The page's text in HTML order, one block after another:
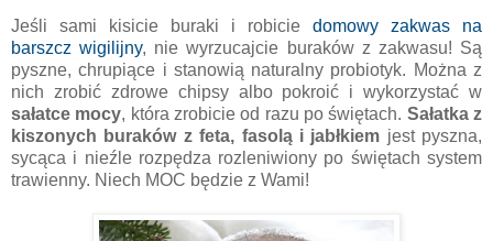
Jeśli sami kisicie buraki i robicie domowy zakwas na
barszcz wigilijny, nie wyrzucajcie buraków z zakwasu! Są
pyszne, chrupiące i stanowią naturalny probiotyk. Można z
nich zrobić zdrowe chipsy albo pokroić i wykorzystać w
sałatce mocy, która zrobicie od razu po świętach. Sałatka z
kiszonych buraków z feta, fasolą i jabłkiem jest pyszna,
sycąca i nieźle rozpędza rozleniwiony po świętach system
trawienny. Niech MOC będzie z Wami!